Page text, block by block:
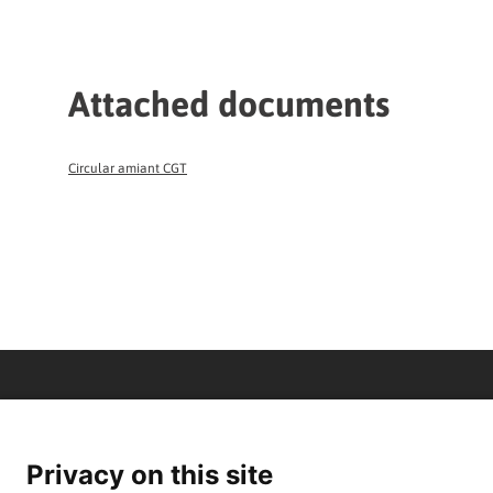
Attached documents
Circular amiant CGT
Privacy on this site